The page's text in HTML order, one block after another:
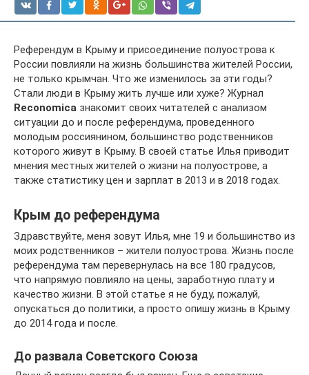
Референдум в Крыму и присоединение полуострова к
России повлияли на жизнь большинства жителей России,
не только крымчан. Что же изменилось за эти годы?
Стали люди в Крыму жить лучше или хуже? Журнал
Reconomica знакомит своих читателей с анализом
ситуации до и после референдума, проведенного
молодым россиянином, большинство родственников
которого живут в Крыму. В своей статье Илья приводит
мнения местных жителей о жизни на полуострове, а
также статистику цен и зарплат в 2013 и в 2018 годах.
Крым до референдума
Здравствуйте, меня зовут Илья, мне 19 и большинство из
моих родственников – жители полуострова. Жизнь после
референдума там перевернулась на все 180 градусов,
что напрямую повлияло на цены, заработную плату и
качество жизни. В этой статье я не буду, пожалуй,
опускаться до политики, а просто опишу жизнь в Крыму
до 2014 года и после.
До развала Советского Союза